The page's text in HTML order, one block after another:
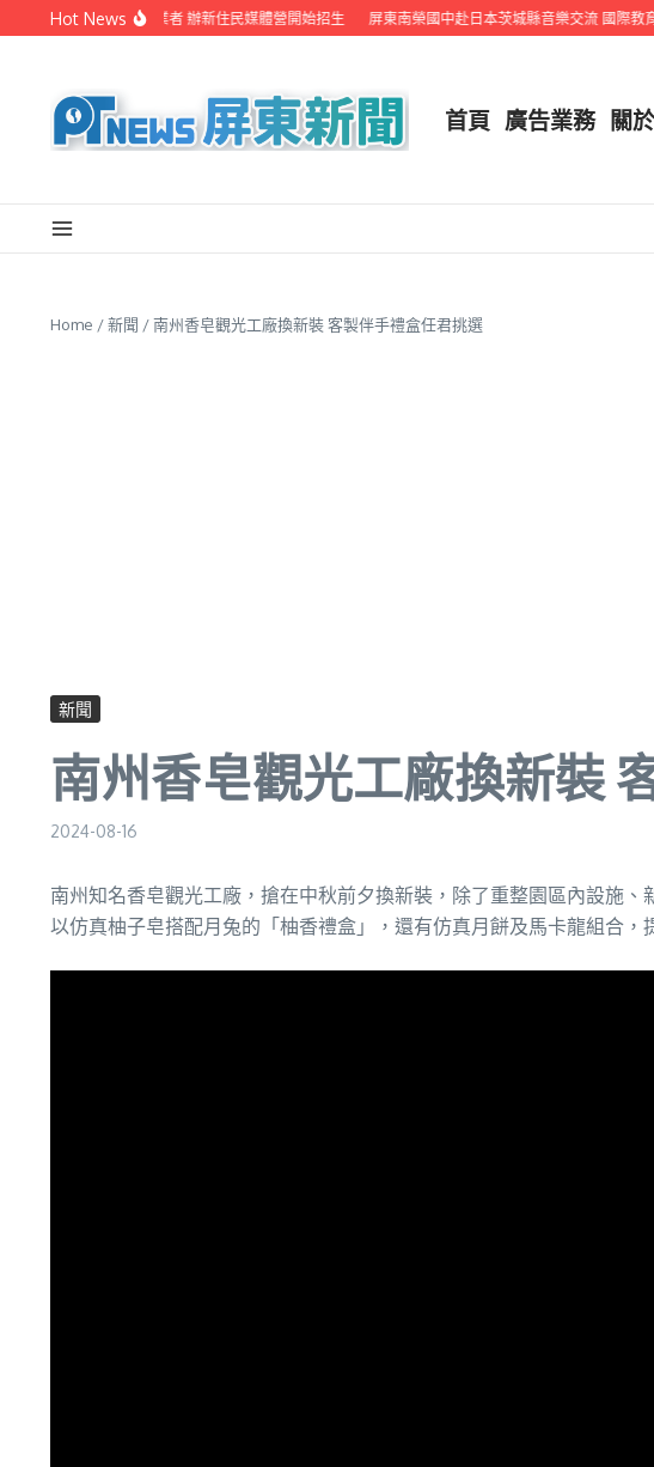
Skip to content
Hot News
屏縣府聯手在地電視業者 辦新住民媒體營開始招生 屏東南榮國中赴日本茨城縣音樂交流 國際教育展
首頁 廣告業務 關
Home /新聞 /南州香皂觀光工廠換新裝 客製伴手禮盒任君挑選
新聞
南州香皂觀光工廠換新裝
2024-08-16
南州知名香皂觀光工廠，搶在中秋前夕換新裝，除了重整園區內設施
以仿真柚子皂搭配月兔的「柚香禮盒」，還有仿真月餅及馬卡龍組合，